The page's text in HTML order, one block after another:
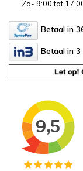
Za- 9:00 tot
Betaal in
Betaal in